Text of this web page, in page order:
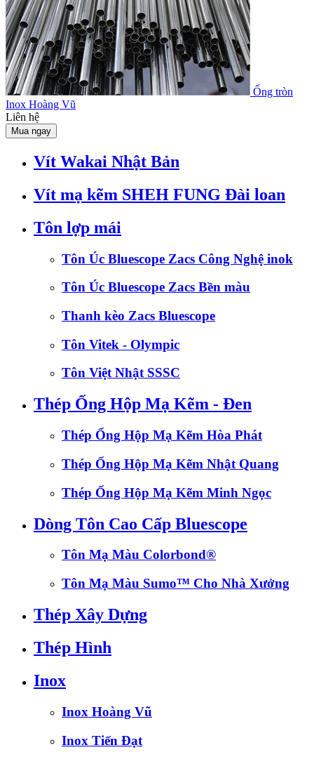
Ống tròn
Inox Hoàng Vũ
Liên hệ
Mua ngay
Vít Wakai Nhật Bản
Vít mạ kẽm SHEH FUNG Đài loan
Tôn lợp mái
Tôn Úc Bluescope Zacs Công Nghệ inok
Tôn Úc Bluescope Zacs Bền màu
Thanh kèo Zacs Bluescope
Tôn Vitek - Olympic
Tôn Việt Nhật SSSC
Thép Ống Hộp Mạ Kẽm - Đen
Thép Ống Hộp Mạ Kẽm Hòa Phát
Thép Ống Hộp Mạ Kẽm Nhật Quang
Thép Ống Hộp Mạ Kẽm Minh Ngọc
Dòng Tôn Cao Cấp Bluescope
Tôn Mạ Màu Colorbond®
Tôn Mạ Màu Sumo™ Cho Nhà Xưởng
Thép Xây Dựng
Thép Hình
Inox
Inox Hoàng Vũ
Inox Tiến Đạt